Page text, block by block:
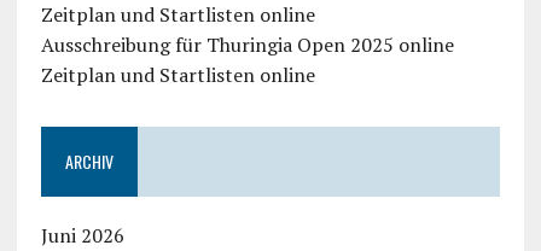
Zeitplan und Startlisten online
Ausschreibung für Thuringia Open 2025 online
Zeitplan und Startlisten online
ARCHIV
Juni 2026